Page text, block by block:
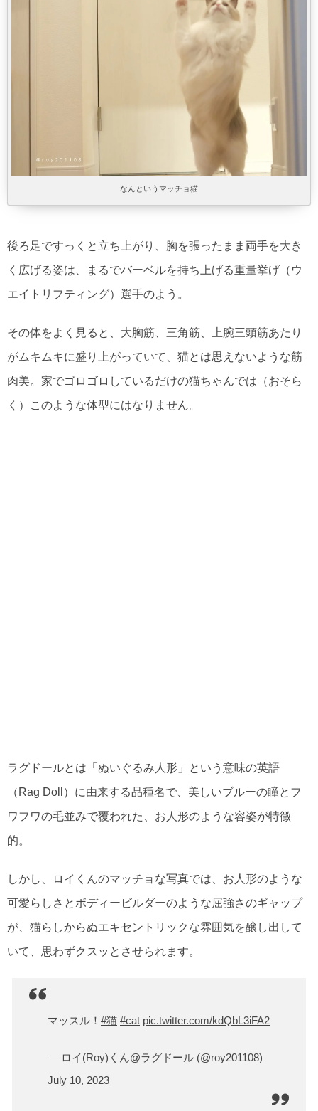
なんというマッチョ猫
後ろ足ですっくと立ち上がり、胸を張ったまま両手を大き
く広げる姿は、まるでバーベルを持ち上げる重量挙げ（ウ
エイトリフティング）選手のよう。
その体をよく見ると、大胸筋、三角筋、上腕三頭筋あたり
がムキムキに盛り上がっていて、猫とは思えないような筋
肉美。家でゴロゴロしているだけの猫ちゃんでは（おそら
く）このような体型にはなりません。
ラグドールとは「ぬいぐるみ人形」という意味の英語
（Rag Doll）に由来する品種名で、美しいブルーの瞳とフ
ワフワの毛並みで覆われた、お人形のような容姿が特徴
的。
しかし、ロイくんのマッチョな写真では、お人形のような
可愛らしさとボディービルダーのような屈強さのギャップ
が、猫らしからぬエキセントリックな雰囲気を醸し出して
いて、思わずクスッとさせられます。
マッスル！ #猫 #cat pic.twitter.com/kdQbL3iFA2
— ロイ(Roy)くん@ラグドール (@roy201108)
July 10, 2023